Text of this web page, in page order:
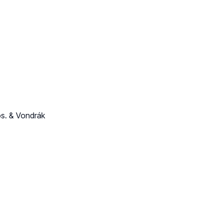
& Vondrák